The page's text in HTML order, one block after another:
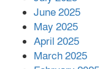
June 2025
May 2025
April 2025
March 2025